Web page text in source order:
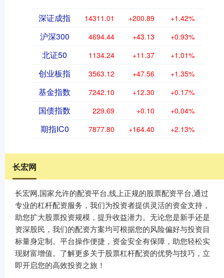
深证成指 14311.01 +200.89 +1.42%
沪深300 4694.44 +43.13 +0.93%
北证50 1134.24 +11.37 +1.01%
创业板指 3563.12 +47.56 +1.35%
基金指数 7242.10 +12.30 +0.17%
国债指数 229.69 +0.10 +0.04%
期指IC0 7877.80 +164.40 +2.13%
长宏网
长宏网,国家允许的配资平台,线上正规的股票配资平台,通过
专业的杠杆配资服务，我们为投资者提供灵活的资金支持，
助您扩大股票投资规模，提升收益潜力。无论您是新手还是
资深股民，我们的配资方案均可根据您的风险偏好与投资目
标量身定制。平台操作便捷，资金安全有保障，助您轻松实
现财富增值。了解更多关于股票杠杆配资的优势与技巧，立
即开启您的高效投资之旅！